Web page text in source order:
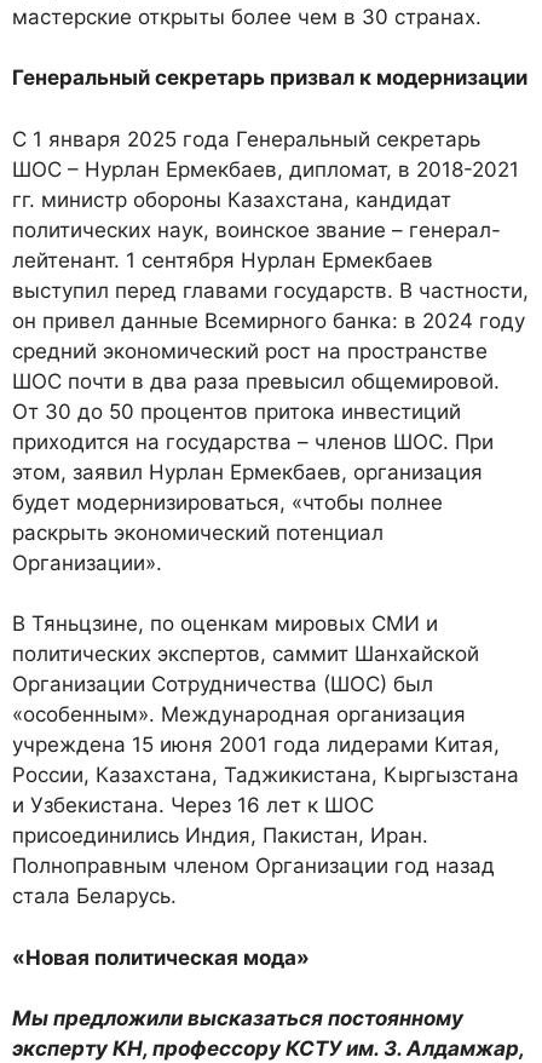
мастерские открыты более чем в 30 странах.
Генеральный секретарь призвал к модернизации
С 1 января 2025 года Генеральный секретарь
ШОС – Нурлан Ермекбаев, дипломат, в 2018-2021
гг. министр обороны Казахстана, кандидат
политических наук, воинское звание – генерал-
лейтенант. 1 сентября Нурлан Ермекбаев
выступил перед главами государств. В частности,
он привел данные Всемирного банка: в 2024 году
средний экономический рост на пространстве
ШОС почти в два раза превысил общемировой.
От 30 до 50 процентов притока инвестиций
приходится на государства – членов ШОС. При
этом, заявил Нурлан Ермекбаев, организация
будет модернизироваться, «чтобы полнее
раскрыть экономический потенциал
Организации».
В Тяньцзине, по оценкам мировых СМИ и
политических экспертов, саммит Шанхайской
Организации Сотрудничества (ШОС) был
«особенным». Международная организация
учреждена 15 июня 2001 года лидерами Китая,
России, Казахстана, Таджикистана, Кыргызстана
и Узбекистана. Через 16 лет к ШОС
присоединились Индия, Пакистан, Иран.
Полноправным членом Организации год назад
стала Беларусь.
«Новая политическая мода»
Мы предложили высказаться постоянному
эксперту КН, профессору КСТУ им. З. Алдамжар,